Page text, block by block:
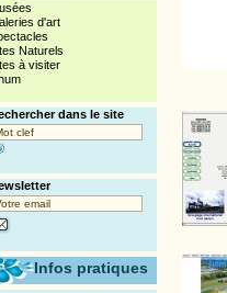
d'art
Naturels
à visiter
dans le site
Infos pratiques